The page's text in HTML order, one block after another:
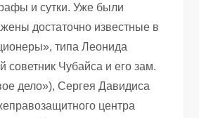
и сутки. Уже были
достаточно известные в
типа Леонида
советник Чубайса и его зам.
дело»), Сергея Давидиса
центра